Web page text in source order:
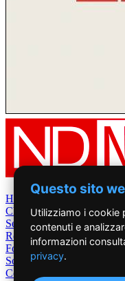
Home
Chi Siamo
Settimanale
Rete News
Foto&Video
Sostienici
Contatti
Questo sito
Utilizziamo i cookie
contenuti e
informazioni
privacy.